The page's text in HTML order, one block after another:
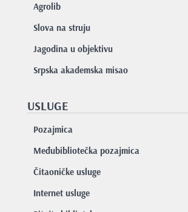
Agrolib
Slova na struju
Jagodina u objektivu
Srpska akademska misao
USLUGE
Pozajmica
Međubibliotečka pozajmica
Čitaoničke usluge
Internet usluge